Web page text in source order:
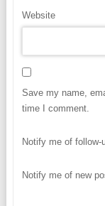
Website
Save my name,
time I comment.
Notify me of
Notify me of new